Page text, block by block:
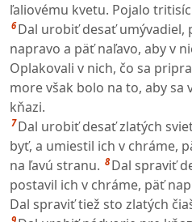
ľaliovému kvetu. Pojalo
6 Dal urobiť desať umývadiel,
napravo a päť naľavo, aby v
Oplakovali v nich, čo sa
more však bolo na to, aby sa
kňazi.
7 Dal urobiť desať zlatých
byť, a umiestil ich v chráme,
na ľavú stranu. 8 Dal spraviť
postavil ich v chráme, päť
Dal spraviť tiež sto zlatých